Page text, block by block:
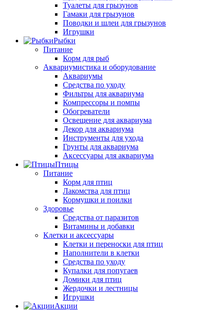
Туалеты для грызунов
Гамаки для грызунов
Поводки и шлеи для грызунов
Игрушки
Рыбки
Питание
Корм для рыб
Аквариумистика и оборудование
Аквариумы
Средства по уходу
Фильтры для аквариума
Компрессоры и помпы
Обогреватели
Освещение для аквариума
Декор для аквариума
Инструменты для ухода
Грунты для аквариума
Аксессуары для аквариума
Птицы
Питание
Корм для птиц
Лакомства для птиц
Кормушки и поилки
Здоровье
Средства от паразитов
Витамины и добавки
Клетки и аксессуары
Клетки и переноски для птиц
Наполнители в клетки
Средства по уходу
Купалки для попугаев
Домики для птиц
Жердочки и лестницы
Игрушки
Акции